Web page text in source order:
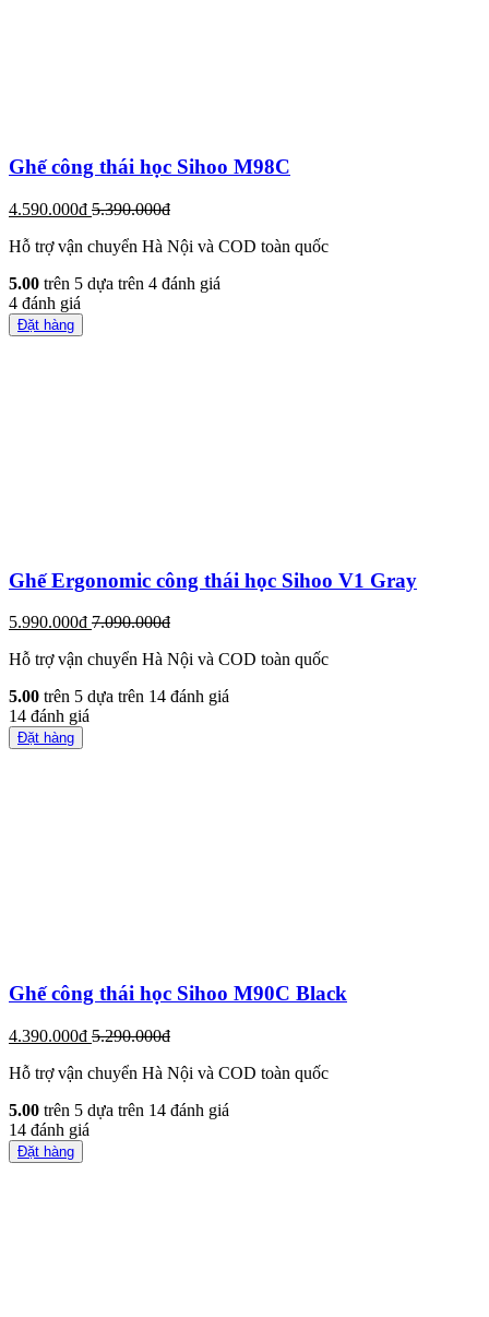
Ghế công thái học Sihoo M98C
4.590.000đ 5.390.000đ
Hỗ trợ vận chuyển Hà Nội và COD toàn quốc
5.00 trên 5 dựa trên 4 đánh giá
4 đánh giá
Đặt hàng
Ghế Ergonomic công thái học Sihoo V1 Gray
5.990.000đ 7.090.000đ
Hỗ trợ vận chuyển Hà Nội và COD toàn quốc
5.00 trên 5 dựa trên 14 đánh giá
14 đánh giá
Đặt hàng
Ghế công thái học Sihoo M90C Black
4.390.000đ 5.290.000đ
Hỗ trợ vận chuyển Hà Nội và COD toàn quốc
5.00 trên 5 dựa trên 14 đánh giá
14 đánh giá
Đặt hàng